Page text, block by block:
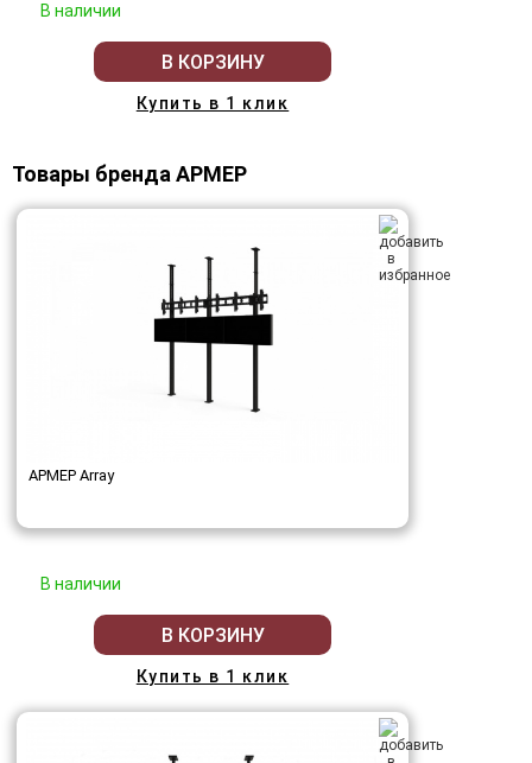
В наличии
В КОРЗИНУ
Купить в 1 клик
Товары бренда АРМЕР
АРМЕР Array
В наличии
В КОРЗИНУ
Купить в 1 клик